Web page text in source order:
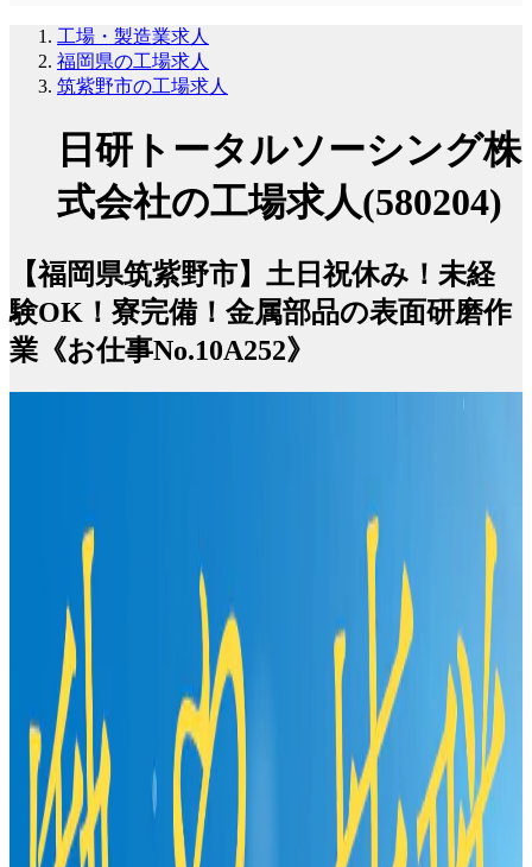
工場・製造業求人
福岡県の工場求人
筑紫野市の工場求人
日研トータルソーシング株
式会社の工場求人(580204)
【福岡県筑紫野市】土日祝休み！未経
験OK！寮完備！金属部品の表面研磨作
業《お仕事No.10A252》